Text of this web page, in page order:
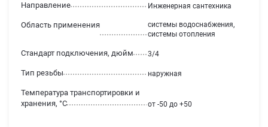
Температура транспортировки и
хранения, °С
от -50 до +50
Направление Инженерная сантехника
Область применения
системы водоснабжения,
системы отопления
Стандарт подключения, дюйм 3/4
Тип резьбы наружная